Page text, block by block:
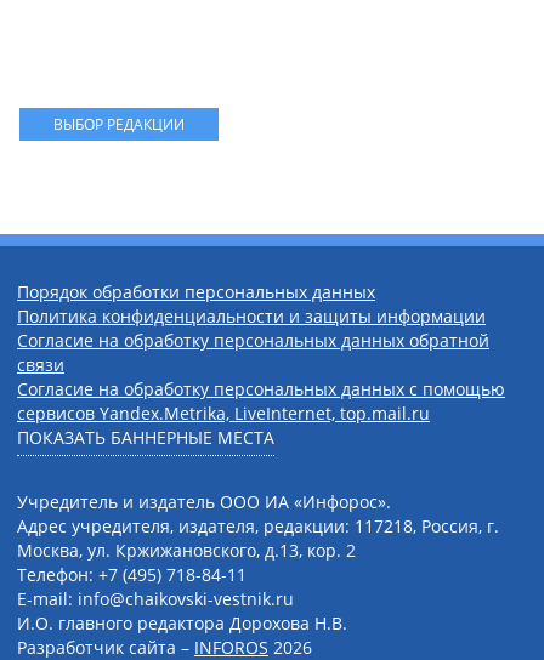
ВЫБОР РЕДАКЦИИ
Порядок обработки персональных данных
Политика конфиденциальности и защиты информации
Согласие на обработку персональных данных обратной
связи
Согласие на обработку персональных данных с помощью
сервисов Yandex.Metrika, LiveInternet, top.mail.ru
ПОКАЗАТЬ БАННЕРНЫЕ МЕСТА
Учредитель и издатель ООО ИА «Инфорос».
Адрес учредителя, издателя, редакции: 117218, Россия, г.
Москва, ул. Кржижановского, д.13, кор. 2
Телефон: +7 (495) 718-84-11
E-mail: info@chaikovski-vestnik.ru
И.О. главного редактора Дорохова Н.В.
Разработчик сайта – INFOROS 2026